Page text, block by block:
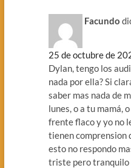
Facundo
25 de octubre de
Dylan, tengo los
nada por ella? Si
saber mas nada de
lunes, o a tu mamá,
frente flaco y yo no
tienen comprension
esto no respondo
triste pero tranquilo